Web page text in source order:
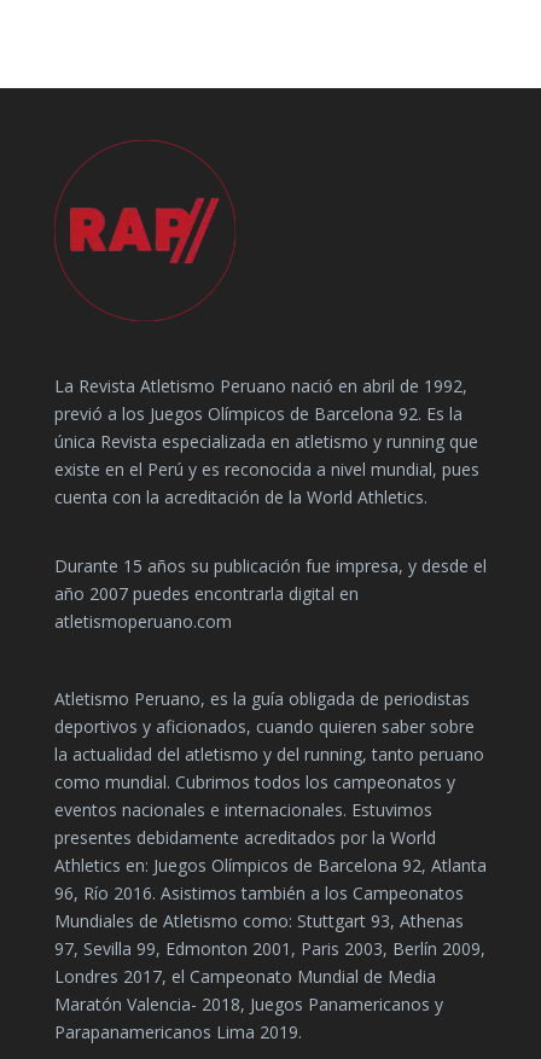
La Revista Atletismo Peruano nació en abril de 1992,
previó a los Juegos Olímpicos de Barcelona 92. Es la
única Revista especializada en atletismo y running que
existe en el Perú y es reconocida a nivel mundial, pues
cuenta con la acreditación de la World Athletics.
Durante 15 años su publicación fue impresa, y desde el
año 2007 puedes encontrarla digital en
atletismoperuano.com
Atletismo Peruano, es la guía obligada de periodistas
deportivos y aficionados, cuando quieren saber sobre
la actualidad del atletismo y del running, tanto peruano
como mundial. Cubrimos todos los campeonatos y
eventos nacionales e internacionales. Estuvimos
presentes debidamente acreditados por la World
Athletics en: Juegos Olímpicos de Barcelona 92, Atlanta
96, Río 2016. Asistimos también a los Campeonatos
Mundiales de Atletismo como: Stuttgart 93, Athenas
97, Sevilla 99, Edmonton 2001, Paris 2003, Berlín 2009,
Londres 2017, el Campeonato Mundial de Media
Maratón Valencia- 2018, Juegos Panamericanos y
Parapanamericanos Lima 2019.